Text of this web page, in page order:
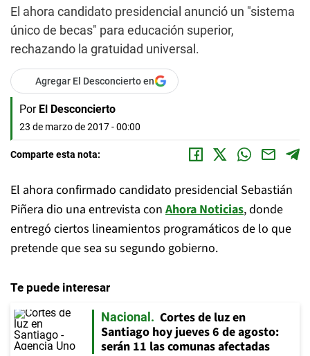
El ahora candidato presidencial anunció un "sistema
único de becas" para educación superior,
rechazando la gratuidad universal.
Agregar El Desconcierto en
Por El Desconcierto
23 de marzo de 2017 - 00:00
Comparte esta nota:
El ahora confirmado candidato presidencial Sebastián
Piñera dio una entrevista con Ahora Noticias, donde
entregó ciertos lineamientos programáticos de lo que
pretende que sea su segundo gobierno.
Te puede interesar
Nacional
Cortes de luz en
Santiago hoy jueves 6 de agosto:
serán 11 las comunas afectadas